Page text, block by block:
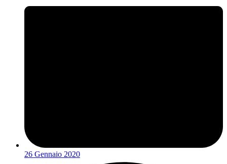
26 Gennaio 2020